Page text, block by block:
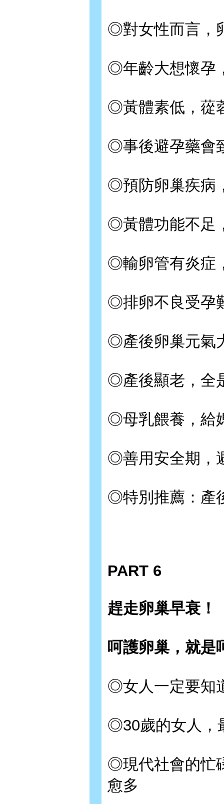
◎對女性而言，
◎年齡大想懷孕
◎黃體素低，蓯
◎事後避孕藥會
◎預防卵巢疾病
◎黃體功能不足
◎輸卵管有炎症
◎排卵不良受孕
◎產後卵巢元氣
◎產後顯老，全
◎母乳餵養，給
◎善用安全期，
◎特別推薦：產
PART 6
趕走卵巢早衰！
呵護卵巢，就是
◎女人一定要知
◎30歲的女人，
◎現代社會的忙
愈多